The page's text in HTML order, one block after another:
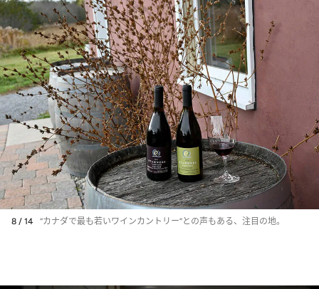
8 / 14 “カナダで最も若いワインカントリー”との声もある、注目の地。